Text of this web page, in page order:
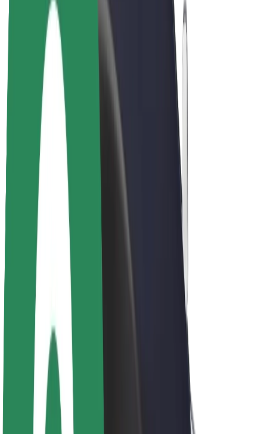
Ingresos de conductor/a
Repartidores
Ingresos de repartidor
Comercios de Bolt Food
Flotas
Franquicias
Empresa
Trabajá con nosotros
Acerca de Bolt
Sostenibilidad en Bolt
Project Zero
Blog
Sala de prensa
Directrices de la marca
Misión
Relación con inversores
Liderazgo
Marca
Medios
Fondo Urbano
Seguridad